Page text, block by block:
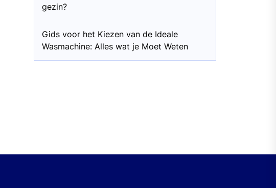
gezin?
Gids voor het Kiezen van de Ideale
Wasmachine: Alles wat je Moet Weten